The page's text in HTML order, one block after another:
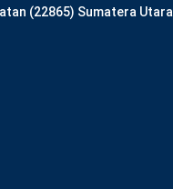
(22865) Sumatera Utara